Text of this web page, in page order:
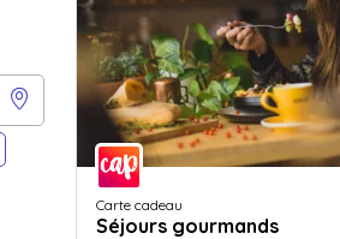
Carte cadeau
Séjours gourmands